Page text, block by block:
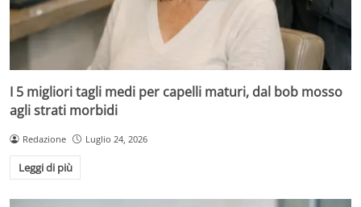
I 5 migliori tagli medi per capelli maturi, dal bob mosso
agli strati morbidi
Redazione Luglio 24, 2026
Leggi di più